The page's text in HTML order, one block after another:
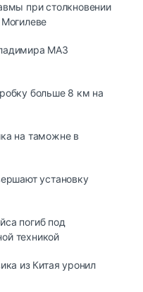
при столкновении
МАЗ
больше 8 км на
на таможне в
ycтaнoвкy
погиб под
техникой
из Китая уронил